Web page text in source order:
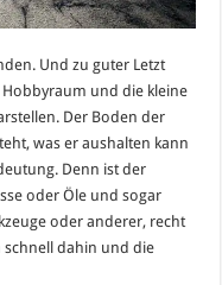
Und zu guter Letzt
Hobbyraum und die kleine
Der Boden der
was er aushalten kann
Denn ist der
oder Öle und sogar
oder anderer, recht
schnell dahin und die